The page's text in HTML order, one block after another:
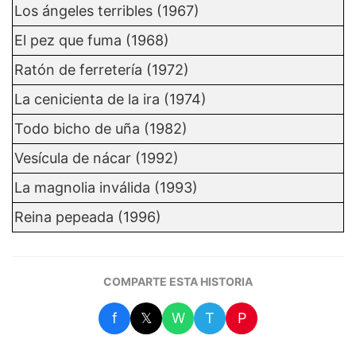
Los ángeles terribles (1967)
El pez que fuma (1968)
Ratón de ferretería (1972)
La cenicienta de la ira (1974)
Todo bicho de uña (1982)
Vesícula de nácar (1992)
La magnolia inválida (1993)
Reina pepeada (1996)
COMPARTE ESTA HISTORIA
f 𝕏 W T P